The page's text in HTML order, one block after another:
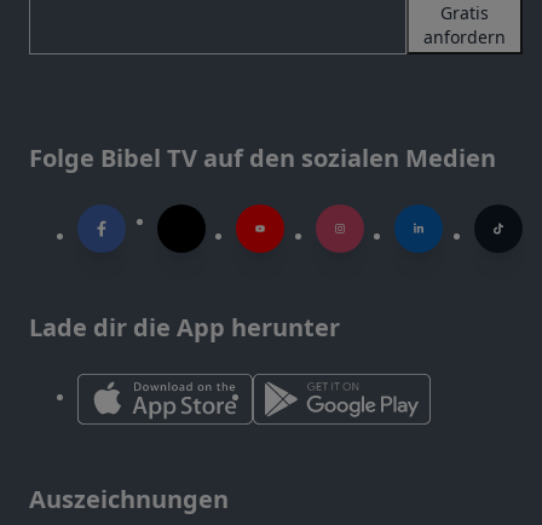
Gratis
anfordern
Folge Bibel TV auf den sozialen Medien
Lade dir die App herunter
Auszeichnungen